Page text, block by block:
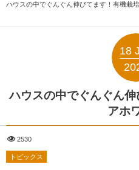
ハウスの中でぐんぐん伸びてます！有機栽
18
ハウスの中でぐんぐん
アホ
2530
トピックス